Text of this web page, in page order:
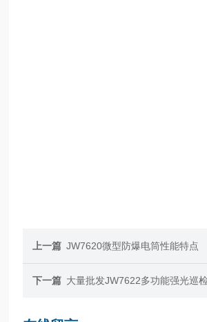
上一篇 JW7620微型防爆电筒性能特点
下一篇 大量批发JW7622多功能强光巡